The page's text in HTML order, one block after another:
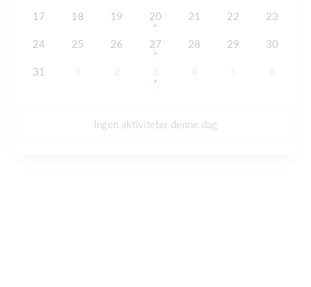
17 18 19 20 21 22 23
24 25 26 27 28 29 30
31
Ingen aktiviteter denne dag